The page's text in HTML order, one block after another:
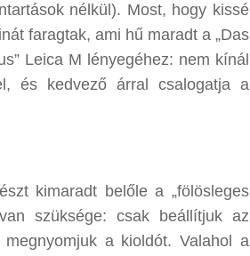
nélkül). Most, hogy kissé
faragtak, ami hű maradt a „Das
Leica M lényegéhez: nem kínál
és kedvező árral csalogatja a
kimaradt belőle a „fölösleges
szüksége: csak beállítjuk az
a kioldót. Valahol a